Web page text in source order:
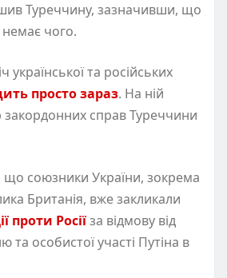
Туреччину, зазначивши, що
чого.
української та російських
просто зараз. На ній
закордонних справ Туреччини
що союзники України, зокрема
Британія, вже закликали
проти Росіїза відмову від
особистої участі Путіна в